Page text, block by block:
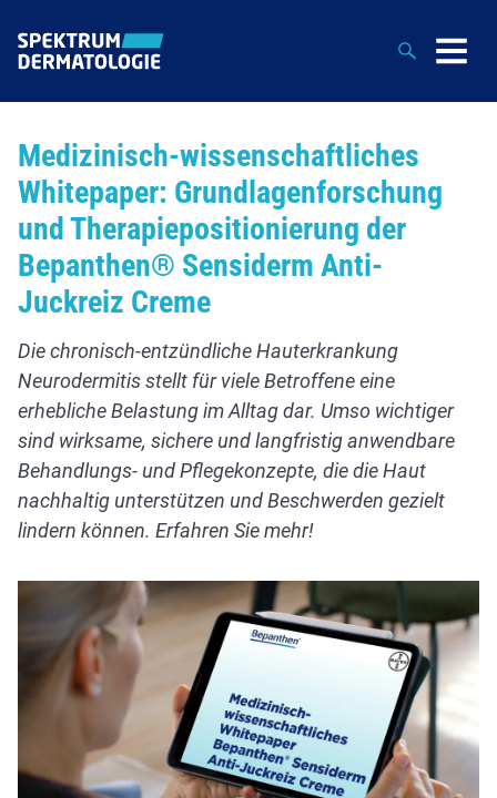
Suche
Medizinisch-wissenschaftliches
Whitepaper: Grundlagenforschung
und Therapiepositionierung der
Bepanthen® Sensiderm Anti-
Juckreiz Creme
Die chronisch-entzündliche Hauterkrankung
Neurodermitis stellt für viele Betroffene eine
erhebliche Belastung im Alltag dar. Umso wichtiger
sind wirksame, sichere und langfristig anwendbare
Behandlungs- und Pflegekonzepte, die die Haut
nachhaltig unterstützen und Beschwerden gezielt
lindern können. Erfahren Sie mehr!